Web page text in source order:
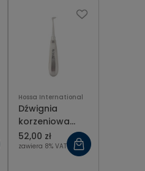
Hossa International
Dźwignia
korzeniowa
Cryer lewa
52,00 zł
zawiera 8% VAT